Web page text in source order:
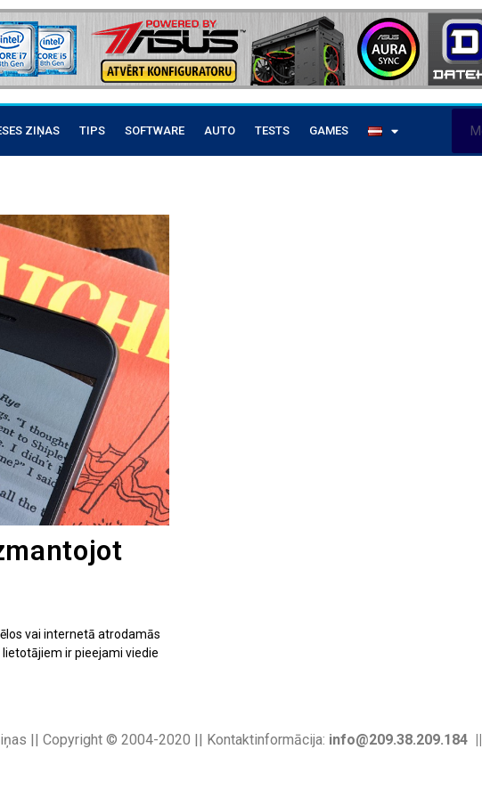
ZIŅAS TIPS SOFTWARE AUTO TESTS GAMES
vai internetā atrodamās
ir pieejami viedie
|| Copyright © 2004-2020 || Kontaktinformācija: info@209.38.209.184 ||